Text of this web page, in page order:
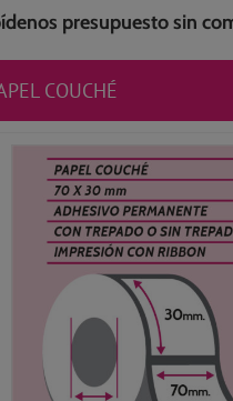
presupuesto sin
COUCHÉ
SELECCIONAR
DETALLES